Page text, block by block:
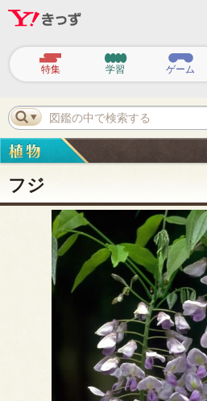
ビ
ゲ
ー
シ
ョ
ン
特集 学習 ゲーム
図鑑の中で検索する
フジ